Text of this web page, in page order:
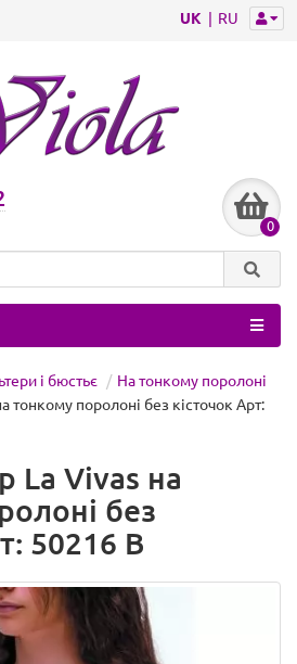
UK RU
0
і бюстьє
На тонкому поролоні
тонкому поролоні без кісточок Арт:
La Vivas на
без
50216 B